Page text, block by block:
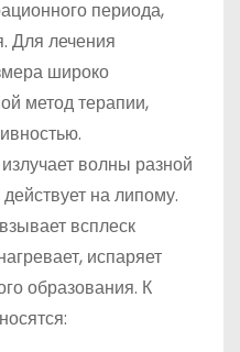
периода,
Для лечения
широко
метод терапии,
волны разной
на липому.
всплеск
испаряет
образования. К